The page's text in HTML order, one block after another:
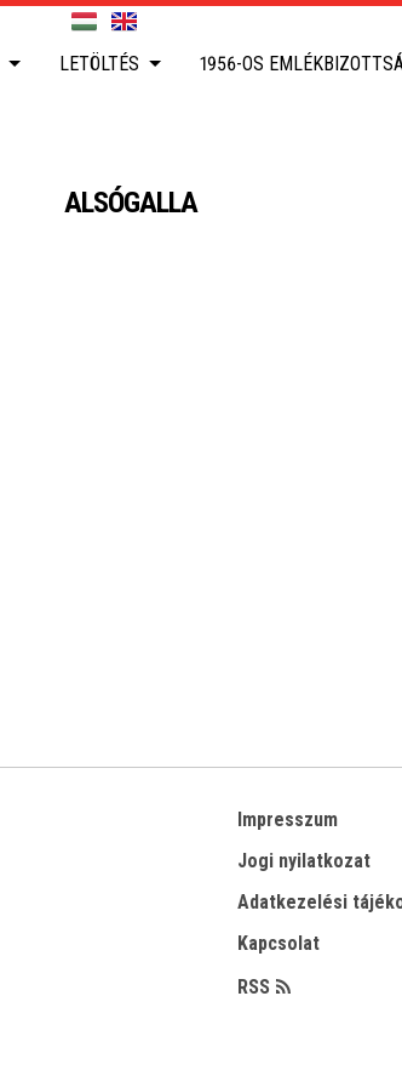
LETÖLTÉS 1956-OS
ALSÓGALLA
Impresszum
Jogi nyilatkozat
Adatkezelési
Kapcsolat
RSS